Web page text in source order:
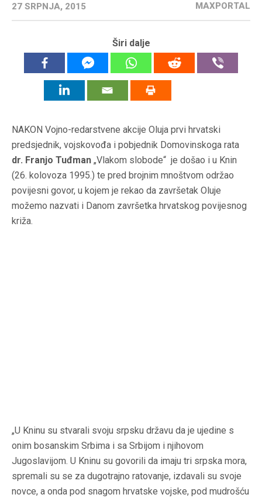
27 SRPNJA, 2015 MAXPORTAL
Širi dalje
NAKON Vojno-redarstvene akcije Oluja prvi hrvatski
predsjednik, vojskovođa i pobjednik Domovinskoga rata
dr. Franjo Tuđman „Vlakom slobode“ je došao i u Knin
(26. kolovoza 1995.) te pred brojnim mnoštvom održao
povijesni govor, u kojem je rekao da završetak Oluje
možemo nazvati i Danom završetka hrvatskog povijesnog
križa.
„U Kninu su stvarali svoju srpsku državu da je ujedine s
onim bosanskim Srbima i sa Srbijom i njihovom
Jugoslavijom. U Kninu su govorili da imaju tri srpska mora,
spremali su se za dugotrajno ratovanje, izdavali su svoje
novce, a onda pod snagom hrvatske vojske, pod mudrošću